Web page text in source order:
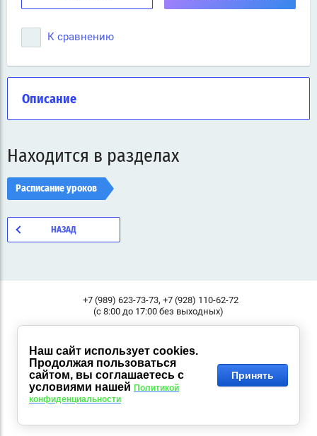
К сравнению
Описание
Находится в разделах
Расписание уроков
НАЗАД
+7 (989) 623-73-73, +7 (928) 110-62-72
(с 8:00 до 17:00 без выходных)
11, "Классик", Пав.37
© 2014 - 2026 KANC-LIFE.COM
Наш сайт использует cookies.
Продолжая пользоваться
сайтом, вы соглашаетесь с
условиями нашей Политикой
конфиденциальности
Принять